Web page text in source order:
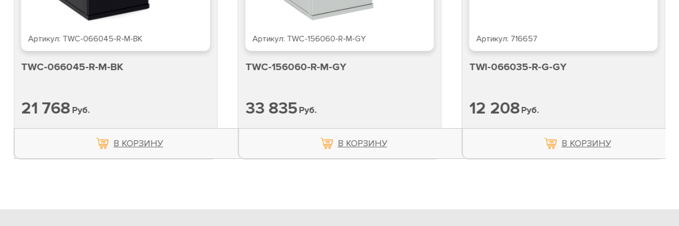
Артикул: TWC-066045-R-M-BK
TWC-066045-R-M-BK
21 768Руб.
В КОРЗИНУ
Артикул: TWC-156060-R-M-GY
TWC-156060-R-M-GY
33 835Руб.
В КОРЗИНУ
Артикул: 716657
TWI-066035-R-G-GY
12 208Руб.
В КОРЗИНУ